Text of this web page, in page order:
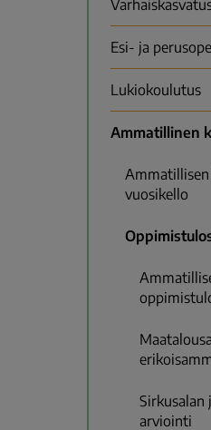
Esi- ja
Lukiokoulutus
Ammatillinen
vuosikello
Sirkusalan
arviointi